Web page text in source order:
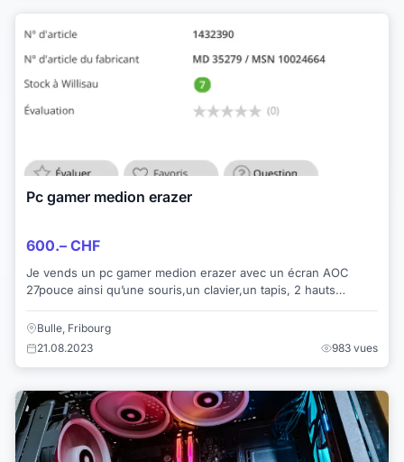
Pc gamer medion erazer
600.– CHF
Je vends un pc gamer medion erazer avec un écran AOC
27pouce ainsi qu’une souris,un clavier,un tapis, 2 hauts
Bulle, Fribourg
21.08.2023
983 vues